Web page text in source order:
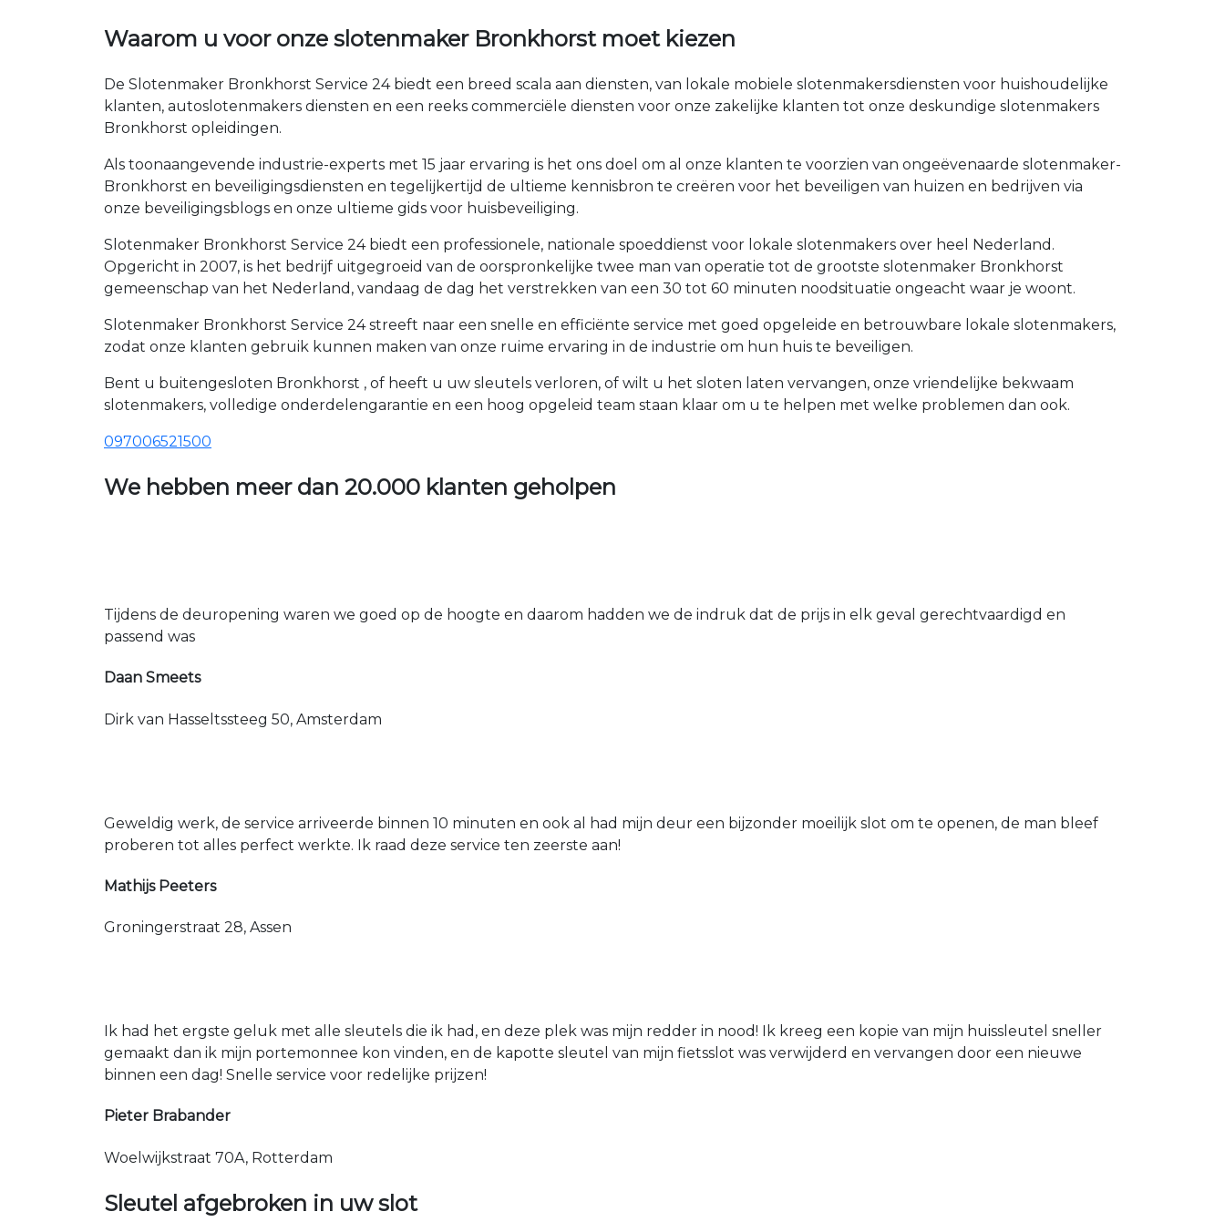
Waarom u voor onze slotenmaker Bronkhorst moet kiezen
De Slotenmaker Bronkhorst Service 24 biedt een breed scala aan diensten, van lokale mobiele slotenmakersdiensten voor huishoudelijke
klanten, autoslotenmakers diensten en een reeks commerciële diensten voor onze zakelijke klanten tot onze deskundige slotenmakers
Bronkhorst opleidingen.
Als toonaangevende industrie-experts met 15 jaar ervaring is het ons doel om al onze klanten te voorzien van ongeëvenaarde slotenmaker-
Bronkhorst en beveiligingsdiensten en tegelijkertijd de ultieme kennisbron te creëren voor het beveiligen van huizen en bedrijven via
onze beveiligingsblogs en onze ultieme gids voor huisbeveiliging.
Slotenmaker Bronkhorst Service 24 biedt een professionele, nationale spoeddienst voor lokale slotenmakers over heel Nederland.
Opgericht in 2007, is het bedrijf uitgegroeid van de oorspronkelijke twee man van operatie tot de grootste slotenmaker Bronkhorst
gemeenschap van het Nederland, vandaag de dag het verstrekken van een 30 tot 60 minuten noodsituatie ongeacht waar je woont.
Slotenmaker Bronkhorst Service 24 streeft naar een snelle en efficiënte service met goed opgeleide en betrouwbare lokale slotenmakers,
zodat onze klanten gebruik kunnen maken van onze ruime ervaring in de industrie om hun huis te beveiligen.
Bent u buitengesloten Bronkhorst , of heeft u uw sleutels verloren, of wilt u het sloten laten vervangen, onze vriendelijke bekwaam
slotenmakers, volledige onderdelengarantie en een hoog opgeleid team staan klaar om u te helpen met welke problemen dan ook.
097006521500
We hebben meer dan 20.000 klanten geholpen
Tijdens de deuropening waren we goed op de hoogte en daarom hadden we de indruk dat de prijs in elk geval gerechtvaardigd en
passend was
Daan Smeets
Dirk van Hasseltssteeg 50, Amsterdam
Geweldig werk, de service arriveerde binnen 10 minuten en ook al had mijn deur een bijzonder moeilijk slot om te openen, de man bleef
proberen tot alles perfect werkte. Ik raad deze service ten zeerste aan!
Mathijs Peeters
Groningerstraat 28, Assen
Ik had het ergste geluk met alle sleutels die ik had, en deze plek was mijn redder in nood! Ik kreeg een kopie van mijn huissleutel sneller
gemaakt dan ik mijn portemonnee kon vinden, en de kapotte sleutel van mijn fietsslot was verwijderd en vervangen door een nieuwe
binnen een dag! Snelle service voor redelijke prijzen!
Pieter Brabander
Woelwijkstraat 70A, Rotterdam
Sleutel afgebroken in uw slot